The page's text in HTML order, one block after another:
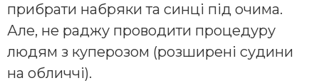
прибрати набряки та синці під очима.
Але, не раджу проводити процедуру
людям з куперозом (розширені судини
на обличчі).